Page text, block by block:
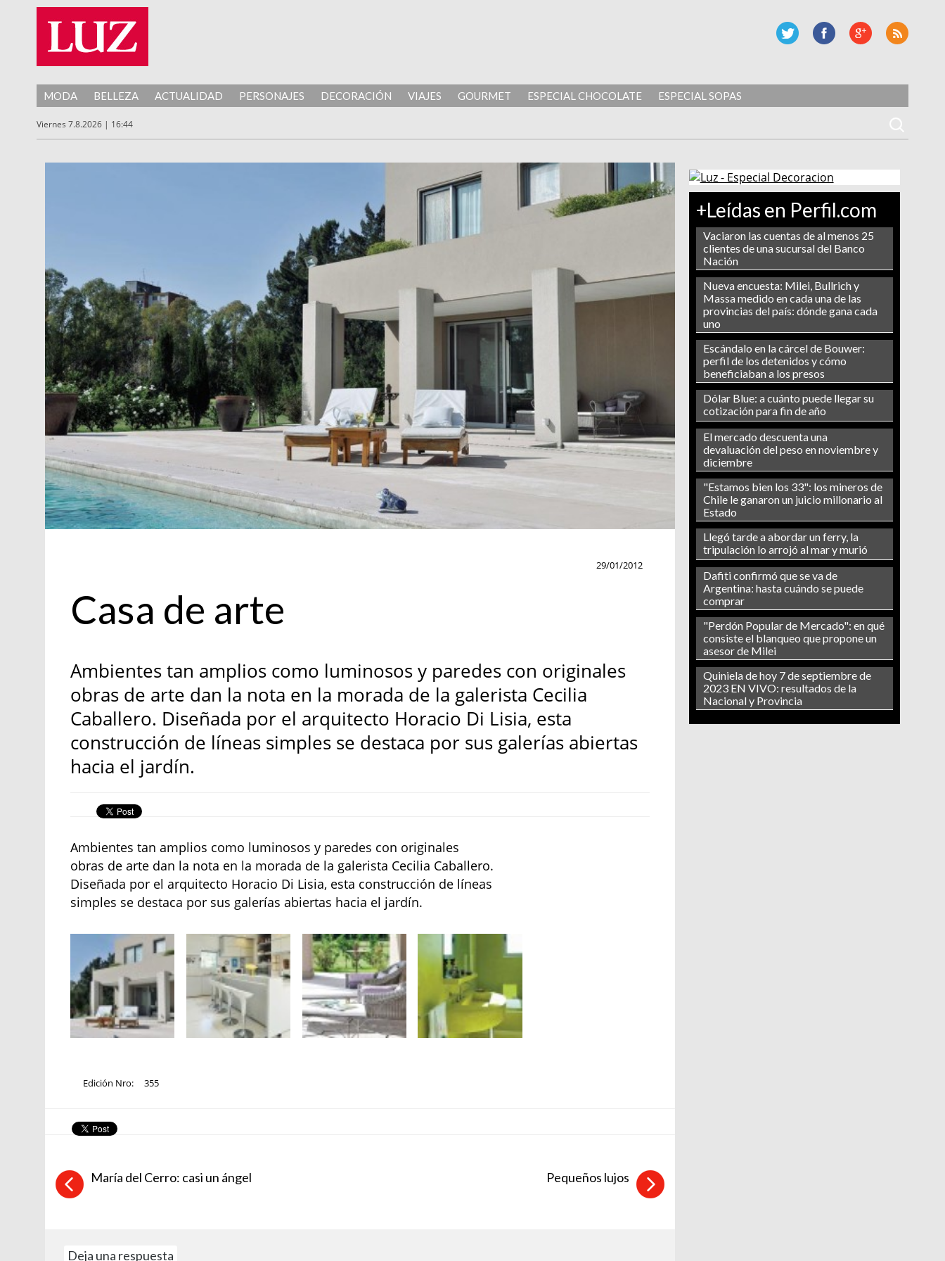
MODA BELLEZA ACTUALIDAD PERSONAJES DECORACIÓN VIAJES GOURMET ESPECIAL CHOCOLATE ESPECIAL SOPAS
Viernes 7.8.2026 | 16:44
+Leídas en Perfil.com
Vaciaron las cuentas de al menos 25
clientes de una sucursal del Banco
Nación
Nueva encuesta: Milei, Bullrich y
Massa medido en cada una de las
provincias del país: dónde gana cada
uno
Escándalo en la cárcel de Bouwer:
perfil de los detenidos y cómo
beneficiaban a los presos
Dólar Blue: a cuánto puede llegar su
cotización para fin de año
El mercado descuenta una
devaluación del peso en noviembre y
diciembre
"Estamos bien los 33": los mineros de
Chile le ganaron un juicio millonario al
Estado
Llegó tarde a abordar un ferry, la
tripulación lo arrojó al mar y murió
Dafiti confirmó que se va de
Argentina: hasta cuándo se puede
comprar
"Perdón Popular de Mercado": en qué
consiste el blanqueo que propone un
asesor de Milei
Quiniela de hoy 7 de septiembre de
2023 EN VIVO: resultados de la
Nacional y Provincia
29/01/2012
Casa de arte
Ambientes tan amplios como luminosos y paredes con originales
obras de arte dan la nota en la morada de la galerista Cecilia
Caballero. Diseñada por el arquitecto Horacio Di Lisia, esta
construcción de líneas simples se destaca por sus galerías abiertas
hacia el jardín.
Ambientes tan amplios como luminosos y paredes con originales
obras de arte dan la nota en la morada de la galerista Cecilia Caballero.
Diseñada por el arquitecto Horacio Di Lisia, esta construcción de líneas
simples se destaca por sus galerías abiertas hacia el jardín.
Edición Nro: 355
María del Cerro: casi un ángel Pequeños lujos
Deja una respuesta